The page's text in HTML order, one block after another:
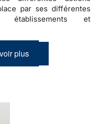
par ses différentes
établissements et
plus